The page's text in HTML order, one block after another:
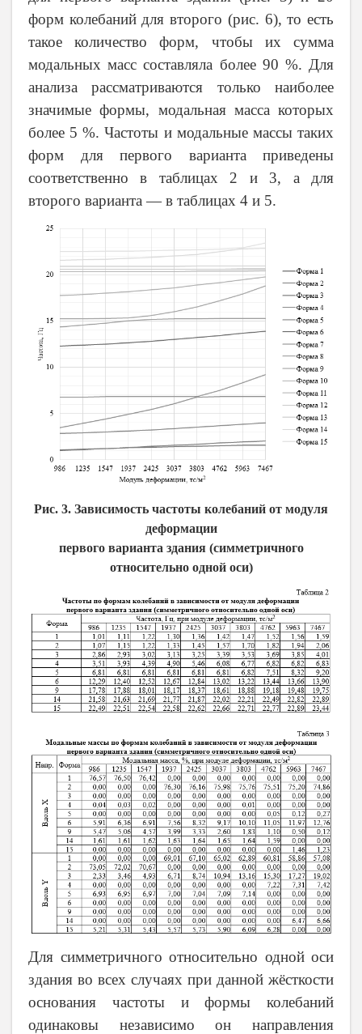
форм колебаний для второго (рис. 6), то есть
такое количество форм, чтобы их сумма
модальных масс составляла более 90 %. Для
анализа рассматриваются только наиболее
значимые формы, модальная масса которых
более 5 %. Частоты и модальные массы таких
форм для первого варианта приведены
соответственно в таблицах 2 и 3, а для
второго варианта — в таблицах 4 и 5.
Рис. 3. Зависимость частоты колебаний от модуля
деформации
первого варианта здания (симметричного
относительно одной оси)
Для симметричного относительно одной оси
здания во всех случаях при данной жёсткости
основания частоты и формы колебаний
одинаковы независимо он направления